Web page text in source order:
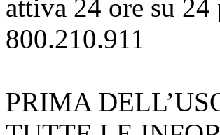
attiva 24 ore su
800.210.911
PRIMA